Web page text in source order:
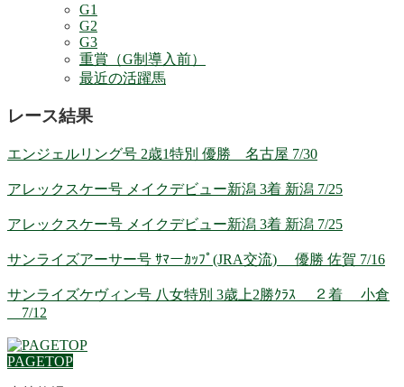
G1
G2
G3
重賞（G制導入前）
最近の活躍馬
レース結果
エンジェルリング号 2歳1特別 優勝 名古屋 7/30
アレックスケー号 メイクデビュー新潟 3着 新潟 7/25
アレックスケー号 メイクデビュー新潟 3着 新潟 7/25
サンライズアーサー号 ｻﾏーｶｯﾌﾟ(JRA交流) 優勝 佐賀 7/16
サンライズケヴィン号 八女特別 3歳上2勝ｸﾗｽ ２着 小倉
7/12
PAGETOP